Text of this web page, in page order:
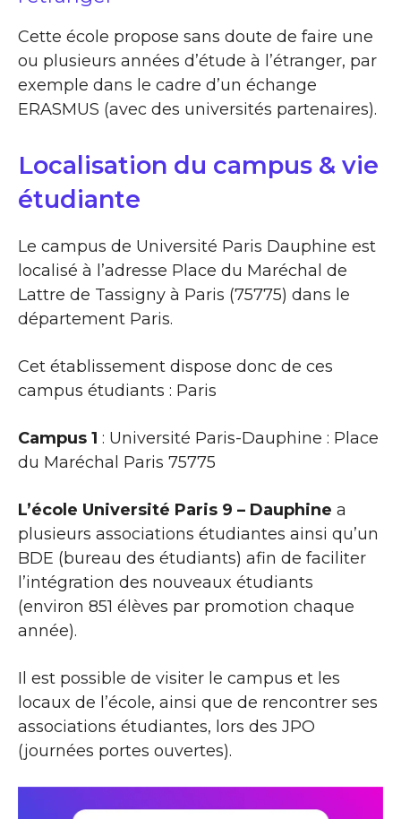
Cette école propose sans doute de faire une
ou plusieurs années d’étude à l’étranger, par
exemple dans le cadre d’un échange
ERASMUS (avec des universités partenaires).
Localisation du campus & vie
étudiante
Le campus de Université Paris Dauphine est
localisé à l’adresse Place du Maréchal de
Lattre de Tassigny à Paris (75775) dans le
département Paris.
Cet établissement dispose donc de ces
campus étudiants : Paris
Campus 1 : Université Paris-Dauphine : Place
du Maréchal Paris 75775
L’école Université Paris 9 – Dauphine a
plusieurs associations étudiantes ainsi qu’un
BDE (bureau des étudiants) afin de faciliter
l’intégration des nouveaux étudiants
(environ 851 élèves par promotion chaque
année).
Il est possible de visiter le campus et les
locaux de l’école, ainsi que de rencontrer ses
associations étudiantes, lors des JPO
(journées portes ouvertes).